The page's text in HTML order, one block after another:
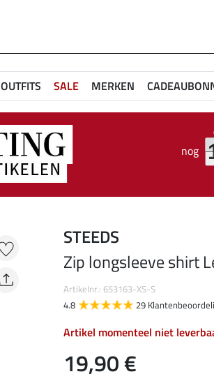
OUTFITS SALE MERKEN
nog
STEEDS
Zip longsleeve shirt
Artikelnr.: 653163-XS-S
4.8
29
Artikel momenteel niet
19,90 €